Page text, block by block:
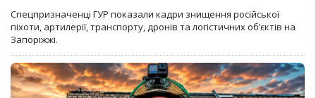
Спецпризначенці ГУР показали кадри знищення російської
піхоти, артилерії, транспорту, дронів та логістичних об’єктів на
Запоріжжі.